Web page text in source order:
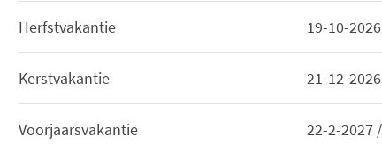
Herfstvakantie 19-10-
Kerstvakantie 21-12-
Voorjaarsvakantie 22-2-2027